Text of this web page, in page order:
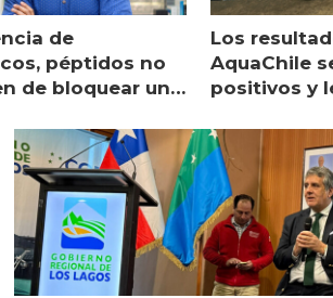
de
péptidos no
de bloquear una
Los
AquaChile
positivos y